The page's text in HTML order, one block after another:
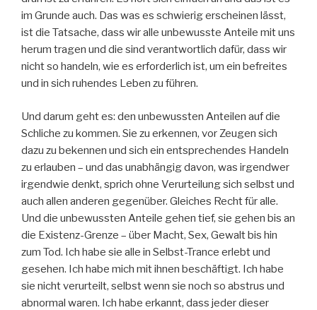
im Grunde auch. Das was es schwierig erscheinen lässt,
ist die Tatsache, dass wir alle unbewusste Anteile mit uns
herum tragen und die sind verantwortlich dafür, dass wir
nicht so handeln, wie es erforderlich ist, um ein befreites
und in sich ruhendes Leben zu führen.
Und darum geht es: den unbewussten Anteilen auf die
Schliche zu kommen. Sie zu erkennen, vor Zeugen sich
dazu zu bekennen und sich ein entsprechendes Handeln
zu erlauben – und das unabhängig davon, was irgendwer
irgendwie denkt, sprich ohne Verurteilung sich selbst und
auch allen anderen gegenüber. Gleiches Recht für alle.
Und die unbewussten Anteile gehen tief, sie gehen bis an
die Existenz-Grenze – über Macht, Sex, Gewalt bis hin
zum Tod. Ich habe sie alle in Selbst-Trance erlebt und
gesehen. Ich habe mich mit ihnen beschäftigt. Ich habe
sie nicht verurteilt, selbst wenn sie noch so abstrus und
abnormal waren. Ich habe erkannt, dass jeder dieser